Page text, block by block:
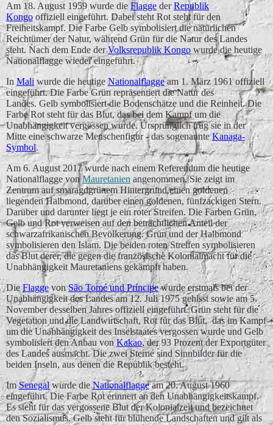
Am 18. August 1959 wurde dieFlagge derRepublik
Kongo offiziell eingeführt. Dabei steht Rot steht für den
Freiheitskampf. Die Farbe Gelb symbolisiert die natürlichen
Reichtümer der Natur, während Grün für die Natur des Landes
steht. Nach dem Ende derVolksrepublik Kongo wurde die heutige
Nationalflagge wieder eingeführt.
In Mali wurde die heutige Nationalflaggeam 1. März 1961 offiziell
eingeführt. Die Farbe Grün repräsentiert die Natur des
Landes. Gelb symbolisiert die Bodenschätze und die Reinheit. Die
Farbe Rot steht für das Blut, das bei dem Kampf um die
Unabhängigkeit vergossen wurde. Ursprünglich trug sie in der
Mitte eine schwarze Menschenfigur - das sogenannteKanaga-
Symbol.
Am 6. August 2017 wurde nach einem Referendum die heutige
Nationalflagge vonMauretanien angenommen. Sie zeigt im
Zentrum auf smaragdgrünem Hintergrund einen goldenen
liegenden Halbmond, darüber einen goldenen, fünfzackigen Stern.
Darüber und darunter liegt je ein roter Streifen. Die Farben Grün,
Gelb und Rot verweisen auf den beträchtlichen Anteil der
schwarzafrikanischen Bevölkerung. Grün und der Halbmond
symbolisieren den Islam. Die beiden roten Streifen symbolisieren
das Blut derer, die gegen die französische Kolonialmacht für die
Unabhängigkeit Mauretaniens gekämpft haben.
DieFlaggevonSão Tomé und Príncipewurde erstmals bei der
Unabhängigkeit des Landes am 12. Juli 1975 gehisst sowie am 5.
November desselben Jahres offiziell eingeführt. Grün steht für die
Vegetation und die Landwirtschaft, Rot für das Blut, das im Kampf
um die Unabhängigkeit des Inselstaates vergossen wurde und Gelb
symbolisiert den Anbau vonKakao, der 93 Prozent der Exportgüter
des Landes ausmacht. Die zwei Sterne sind Sinnbilder für die
beiden Inseln, aus denen die Republik besteht.
ImSenegalwurde dieNationalflaggeam 20. August 1960
eingeführt. Die Farbe Rot erinnert an den Unabhängigkeitskampf.
Es steht für das vergossene Blut der Kolonialzeit und bezeichnet
den Sozialismus. Gelb steht für blühende Landschaften und gilt als